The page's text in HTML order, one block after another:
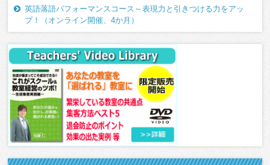
英語落語パフォーマンスコース～表現力と引きつける力をアッ
プ！（オンライン開催、4か月）